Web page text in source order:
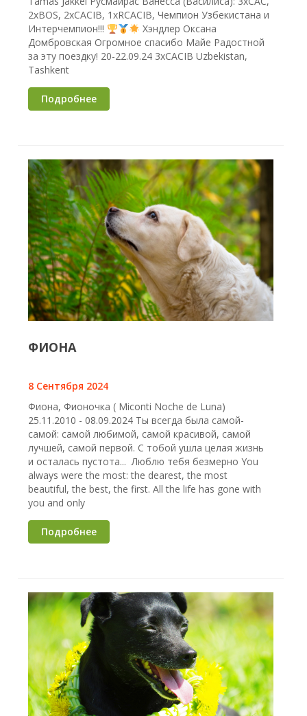
2xBOS, 2xCACIB, 1xRCACIB, Чемпион Узбекистана и
Интерчемпион!!!
Хэндлер Оксана
Домбровская Огромное спасибо Майе Радостной
за эту поездку! 20-22.09.24 3хCACIB Uzbekistan,
Tashkent
Подробнее
ФИОНА
8 Сентября 2024
Фиона, Фионочка ( Miconti Noche de Luna)
25.11.2010 - 08.09.2024 Ты всегда была самой-
самой: самой любимой, самой красивой, самой
лучшей, самой первой. С тобой ушла целая жизнь
и осталась пустота... Люблю тебя безмерно You
always were the most: the dearest, the most
beautiful, the best, the first. All the life has gone with
you and only
Подробнее